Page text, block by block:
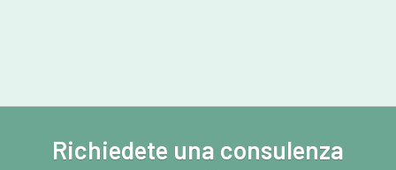
Richiedete una consulenza